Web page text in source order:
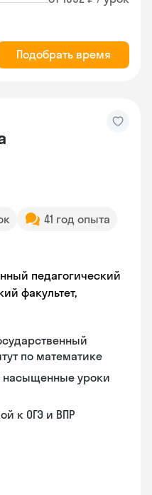
Подобрать время
41 год опыта
педагогический
факультет,
по математике
насыщенные уроки
к ОГЭ и ВПР